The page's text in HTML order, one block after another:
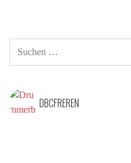
SUCHEN
NACH:
DBCFREREN